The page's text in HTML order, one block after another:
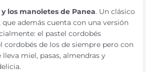
los manoletes de Panea. Un clásico
además cuenta con una versión
el pastel cordobés
cordobés de los de siempre pero con
miel, pasas, almendras y